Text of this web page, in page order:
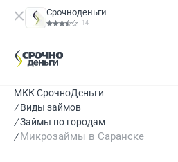
Срочноденьги
14
МКК СрочноДеньги
Виды займов
Займы по городам
Микрозаймы в Саранске